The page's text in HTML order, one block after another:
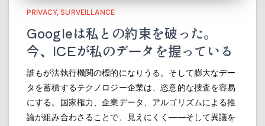
PRIVACY SURVEILLANCE
Googleは私との約束を破った。
今、ICEが私のデータを握っている
誰もが法執行機関の標的になりうる。そして膨大なデー
タを蓄積するテクノロジー企業は、恣意的な捜査を容易
にする。国家権力、企業データ、アルゴリズムによる推
論が組み合わさることで、見えにくく――そして異議を